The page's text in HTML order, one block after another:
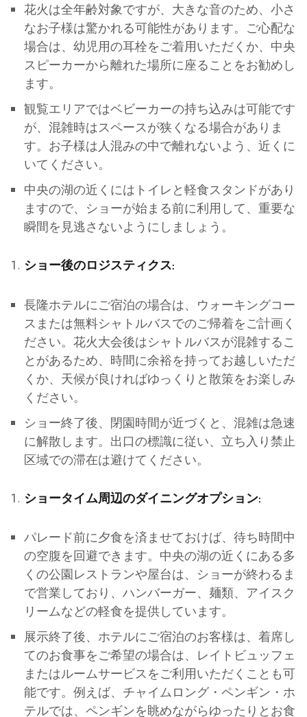
花火は全年齢対象ですが、大きな音のため、小さ
なお子様は驚かれる可能性があります。ご心配な
場合は、幼児用の耳栓をご着用いただくか、中央
スピーカーから離れた場所に座ることをお勧めし
ます。
観覧エリアではベビーカーの持ち込みは可能です
が、混雑時はスペースが狭くなる場合がありま
す。お子様は人混みの中で離れないよう、近くに
いてください。
中央の湖の近くにはトイレと軽食スタンドがあり
ますので、ショーが始まる前に利用して、重要な
瞬間を見逃さないようにしましょう。
ショー後のロジスティクス:
長隆ホテルにご宿泊の場合は、ウォーキングコー
スまたは無料シャトルバスでのご帰着をご計画く
ださい。花火大会後はシャトルバスが混雑するこ
とがあるため、時間に余裕を持ってお越しいただ
くか、天候が良ければゆっくりと散策をお楽しみ
ください。
ショー終了後、閉園時間が近づくと、混雑は急速
に解散します。出口の標識に従い、立ち入り禁止
区域での滞在は避けてください。
ショータイム周辺のダイニングオプション:
パレード前に夕食を済ませておけば、待ち時間中
の空腹を回避できます。中央の湖の近くにある多
くの公園レストランや屋台は、ショーが終わるま
で営業しており、ハンバーガー、麺類、アイスク
リームなどの軽食を提供しています。
展示終了後、ホテルにご宿泊のお客様は、着席し
てのお食事をご希望の場合は、レイトビュッフェ
またはルームサービスをご利用いただくことも可
能です。例えば、チャイムロング・ペンギン・ホ
テルでは、ペンギンを眺めながらゆったりとお食